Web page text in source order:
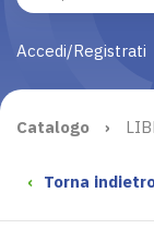
Accedi/Registrati
Catalogo ›
‹ Torna